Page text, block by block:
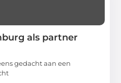
als partner
gedacht aan een